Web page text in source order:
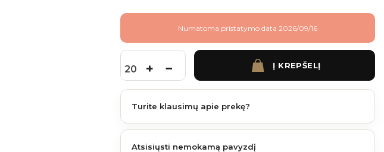
Numatoma pristatymo data 2026/09/16
produkto kiekis: James Hardie cementinės dailylentės lygi faktūra 3600x180x8 mm
Į KREPŠELĮ
Turite klausimų apie prekę?
Atsisiųsti nemokamą pavyzdį